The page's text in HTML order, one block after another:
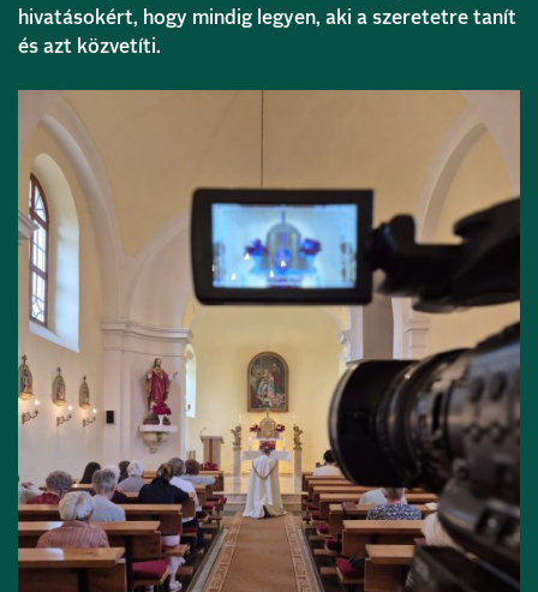
hivatásokért, hogy mindig legyen, aki a szeretetre tanít
és azt közvetíti.